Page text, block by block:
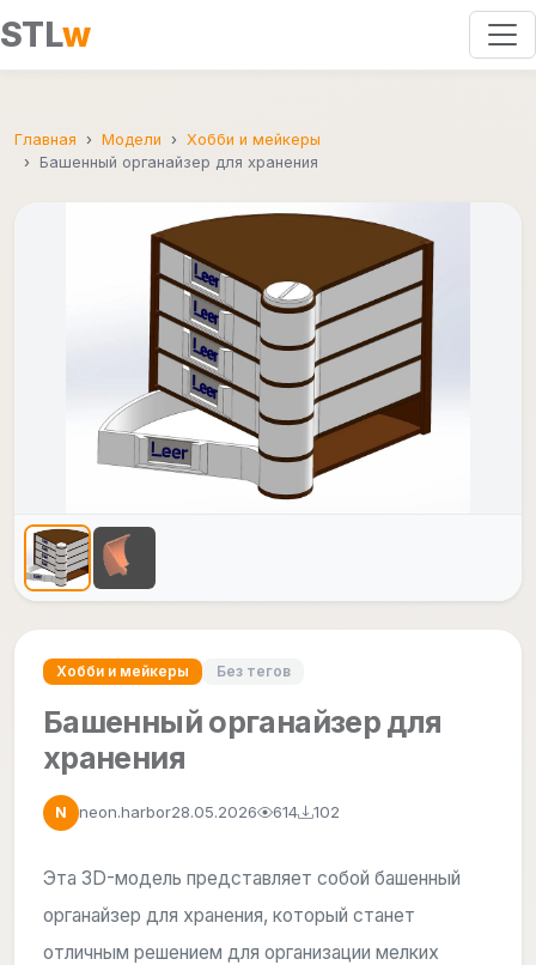
STLw
Главная Модели
Хобби и мейкеры
Башенный органайзер для хранения
Хобби и мейкеры Без тегов
Башенный органайзер для
хранения
N neon.harbor28.05.2026 614 102
Эта 3D-модель представляет собой башенный
органайзер для хранения, который станет
отличным решением для организации мелких